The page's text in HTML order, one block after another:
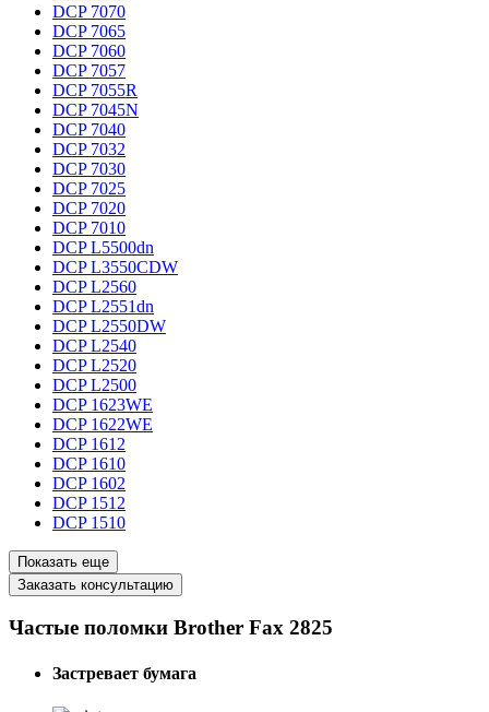
DCP 7070
DCP 7065
DCP 7060
DCP 7057
DCP 7055R
DCP 7045N
DCP 7040
DCP 7032
DCP 7030
DCP 7025
DCP 7020
DCP 7010
DCP L5500dn
DCP L3550CDW
DCP L2560
DCP L2551dn
DCP L2550DW
DCP L2540
DCP L2520
DCP L2500
DCP 1623WE
DCP 1622WE
DCP 1612
DCP 1610
DCP 1602
DCP 1512
DCP 1510
Показать еще
Заказать консультацию
Частые поломки Brother Fax 2825
Застревает бумага